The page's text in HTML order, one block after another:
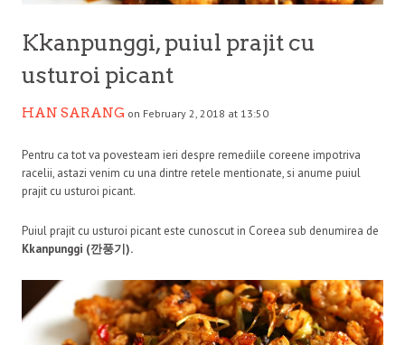
Kkanpunggi, puiul prajit cu
usturoi picant
HAN SARANG on February 2, 2018 at 13:50
Pentru ca tot va povesteam ieri despre remediile coreene impotriva
racelii, astazi venim cu una dintre retele mentionate, si anume puiul
prajit cu usturoi picant.
Puiul prajit cu usturoi picant este cunoscut in Coreea sub denumirea de
Kkanpunggi (깐풍기).